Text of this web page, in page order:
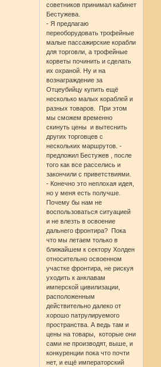
советников принимал кабинет
Бестужева.
- Я предлагаю
переоборудовать трофейные
малые пассажирские корабли
для торговли, а трофейные
корветы починить и сделать
их охраной. Ну и на
вознаграждение за
Отцеубийцу купить ещё
несколько малых кораблей и
разных товаров. При этом
мы сможем временно
скинуть цены и вытеснить
других торговцев с
нескольких маршрутов. -
предложил Бестужев , после
того как все расселись и
закончили с приветствиями.
- Конечно это неплохая идея,
но у меня есть получше.
Почему бы нам не
воспользоваться ситуацией
и не влезть в освоение
дальнего фронтира? Пока
что мы летаем только в
ближайшем к сектору Холден
относительно освоенном
участке фронтира, не рискуя
уходить к анклавам
имперской цивилизации,
расположенным
действительно далеко от
хорошо патрулируемого
пространства. А ведь там и
цены на товары, которые они
сами не производят, выше, и
конкуренции пока что почти
нет, и ещё императорский